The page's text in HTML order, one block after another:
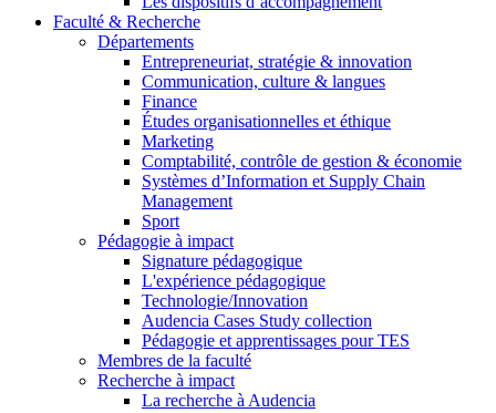
Faculté & Recherche
Départements
Entrepreneuriat, stratégie & innovation
Communication, culture & langues
Finance
Études organisationnelles et éthique
Marketing
Comptabilité, contrôle de gestion & économie
Systèmes d’Information et Supply Chain
Management
Sport
Pédagogie à impact
Signature pédagogique
L'expérience pédagogique
Technologie/Innovation
Audencia Cases Study collection
Pédagogie et apprentissages pour TES
Membres de la faculté
Recherche à impact
La recherche à Audencia